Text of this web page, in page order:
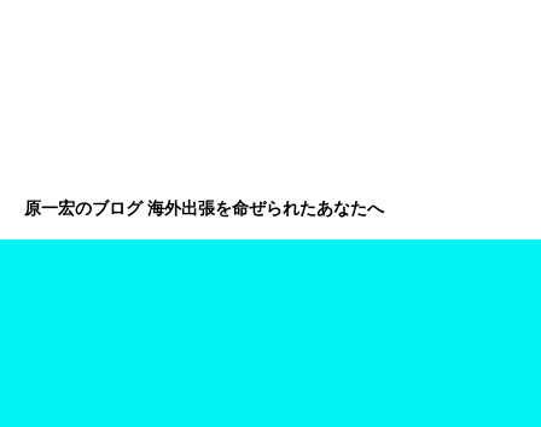
原一宏のブログ 海外出張を命ぜられたあなたへ